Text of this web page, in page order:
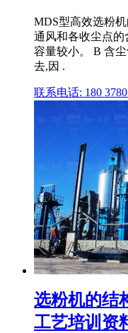
MDS型高效选粉
通风和各收尘点
容量较小。 B 含
去,因 .
联系电话: 180 3780
选粉机的结
工艺培训资